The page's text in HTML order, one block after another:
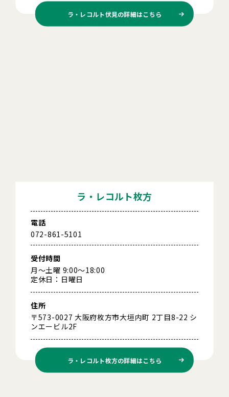
ラ・レコルト伏見の詳細はこちら
ラ・レコルト枚方
電話
072-861-5101
受付時間
月～土曜 9:00～18:00
定休日：日曜日
住所
〒573-0027 大阪府枚方市大垣内町 2丁目8-22 シ
ンエービル2F
ラ・レコルト枚方の詳細はこちら